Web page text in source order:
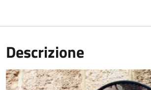
Descrizione